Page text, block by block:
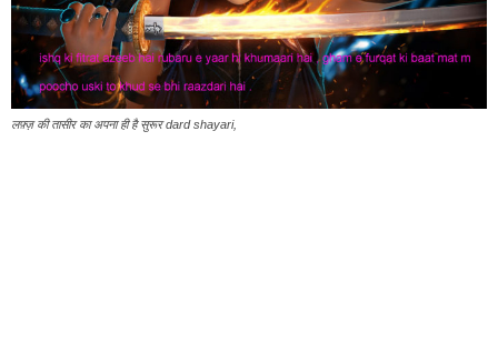
लफ़्ज़ की तासीर का अपना ही है सुरूर dard shayari,